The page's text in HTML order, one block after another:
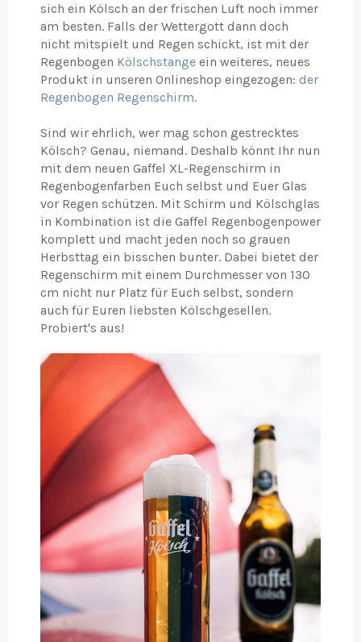
sich ein Kölsch an der frischen Luft noch immer
am besten. Falls der Wettergott dann doch
nicht mitspielt und Regen schickt, ist mit der
Regenbogen Kölschstange ein weiteres, neues
Produkt in unseren Onlineshop eingezogen: der
Regenbogen Regenschirm.
Sind wir ehrlich, wer mag schon gestrecktes
Kölsch? Genau, niemand. Deshalb könnt Ihr nun
mit dem neuen Gaffel XL-Regenschirm in
Regenbogenfarben Euch selbst und Euer Glas
vor Regen schützen. Mit Schirm und Kölschglas
in Kombination ist die Gaffel Regenbogenpower
komplett und macht jeden noch so grauen
Herbsttag ein bisschen bunter. Dabei bietet der
Regenschirm mit einem Durchmesser von 130
cm nicht nur Platz für Euch selbst, sondern
auch für Euren liebsten Kölschgesellen.
Probiert's aus!